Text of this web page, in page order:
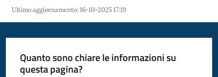
Servizi
Donato
Milanese
Ultimo aggiornamento:16-10-2025 17:19
Quanto sono chiare le informazioni su
questa pagina?